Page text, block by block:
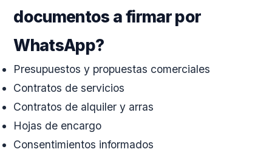
documentos a firmar por
WhatsApp?
Presupuestos y propuestas comerciales
Contratos de servicios
Contratos de alquiler y arras
Hojas de encargo
Consentimientos informados